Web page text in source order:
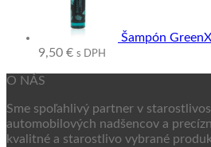
Šampón
9,50 € s DPH
O NÁS
Sme spoľahlivý partner v
automobilových nadšencov a
kvalitné a starostlivo vybrané